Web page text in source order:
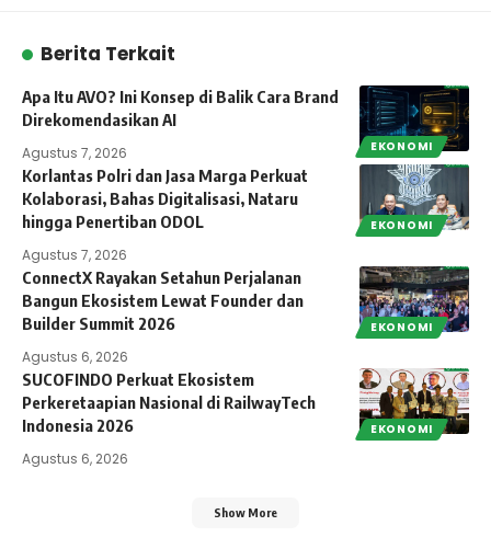
Berita Terkait
EKONOMI
Apa Itu AVO? Ini Konsep di Balik Cara Brand
Direkomendasikan AI
Agustus 7, 2026
EKONOMI
Korlantas Polri dan Jasa Marga Perkuat
Kolaborasi, Bahas Digitalisasi, Nataru
hingga Penertiban ODOL
Agustus 7, 2026
EKONOMI
ConnectX Rayakan Setahun Perjalanan
Bangun Ekosistem Lewat Founder dan
Builder Summit 2026
Agustus 6, 2026
EKONOMI
SUCOFINDO Perkuat Ekosistem
Perkeretaapian Nasional di RailwayTech
Indonesia 2026
Agustus 6, 2026
Show More